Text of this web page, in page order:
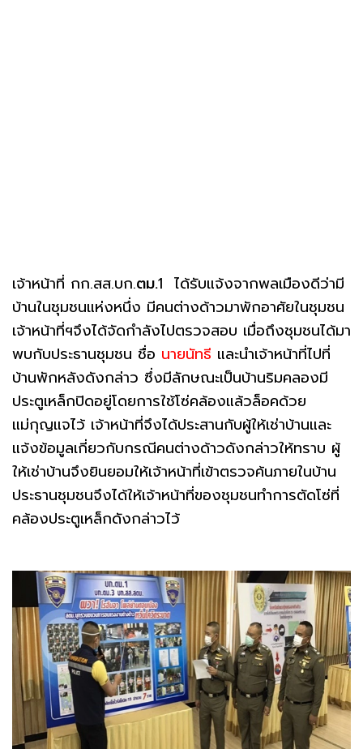
เจ้าหน้าที่ กก.สส.บก.ตม.1 ได้รับแจ้งจากพลเมืองดีว่ามี
บ้านในชุมชนแห่งหนึ่ง มีคนต่างด้าวมาพักอาศัยในชุมชน
เจ้าหน้าที่ฯจึงได้จัดกำลังไปตรวจสอบ เมื่อถึงชุมชนได้มา
พบกับประธานชุมชน ชื่อ นายนัทธี และนำเจ้าหน้าที่ไปที่
บ้านพักหลังดังกล่าว ซึ่งมีลักษณะเป็นบ้านริมคลองมี
ประตูเหล็กปิดอยู่โดยการใช้โซ่คล้องแล้วล็อคด้วย
แม่กุญแจไว้ เจ้าหน้าที่จึงได้ประสานกับผู้ให้เช่าบ้านและ
แจ้งข้อมูลเกี่ยวกับกรณีคนต่างด้าวดังกล่าวให้ทราบ ผู้
ให้เช่าบ้านจึงยินยอมให้เจ้าหน้าที่เข้าตรวจค้นภายในบ้าน
ประธานชุมชนจึงได้ให้เจ้าหน้าที่ของชุมชนทำการตัดโซ่ที่
คล้องประตูเหล็กดังกล่าวไว้